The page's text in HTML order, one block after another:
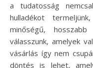
a tudatosság
hulladékot
minőségű,
válasszunk, amelyek
vásárlás így nem
döntés is lehet,